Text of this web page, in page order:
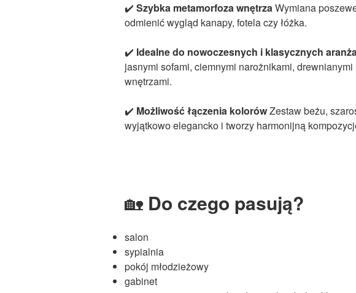
✔️ Szybka metamorfoza wnętrzaWymiana
odmienić wygląd kanapy, fotela czy łóżka.
✔️ Idealne do nowoczesnych i klasycznych
jasnymi sofami, ciemnymi narożnikami,
wnętrzami.
✔️ Możliwość łączenia kolorówZestaw beżu,
wyjątkowo elegancko i tworzy harmonijną
🏡 Do czego pasują?
salon
sypialnia
pokój młodzieżowy
gabinet